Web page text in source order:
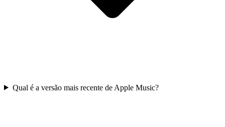
Qual é a versão mais recente de Apple Music?